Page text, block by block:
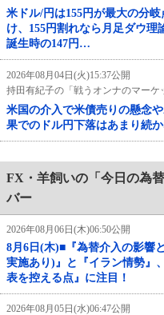
米ドル/円は155円が最大の分
け、155円割れなら月足ダウ
誕生時の147円…
2026年08月04日(火)15:37公開
持田有紀子の「戦うオンナのマーケ
米国の介入で米債売りの懸念
果でのドル円下落はあまり続
FX・羊飼いの「今日の為
バー
2026年08月06日(木)06:50公開
8月6日(木)■『為替介入の影響
実施あり)』と『イラン情勢』
表を控える点』に注目！
2026年08月05日(水)06:47公開